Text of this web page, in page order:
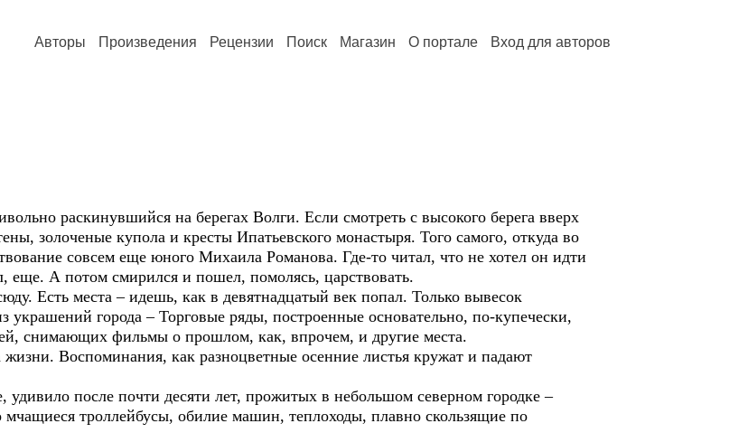
Авторы Произведения Рецензии Поиск Магазин О портале Вход для авторов
раскинувшийся на берегах Волги. Если смотреть с высокого берега вверх
золоченые купола и кресты Ипатьевского монастыря. Того самого, откуда во
совсем еще юного Михаила Романова. Где-то читал, что не хотел он идти
еще. А потом смирился и пошел, помолясь, царствовать.
Есть места – идешь, как в девятнадцатый век попал. Только вывесок
украшений города – Торговые ряды, построенные основательно, по-купечески,
снимающих фильмы о прошлом, как, впрочем, и другие места.
Воспоминания, как разноцветные осенние листья кружат и падают
после почти десяти лет, прожитых в небольшом северном городке –
троллейбусы, обилие машин, теплоходы, плавно скользящие по